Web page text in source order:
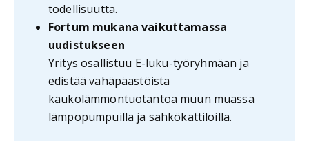
todellisuutta.
Fortum mukana vaikuttamassa
uudistukseen
Yritys osallistuu E-luku-työryhmään ja
edistää vähäpäästöistä
kaukolämmöntuotantoa muun muassa
lämpöpumpuilla ja sähkökattiloilla.